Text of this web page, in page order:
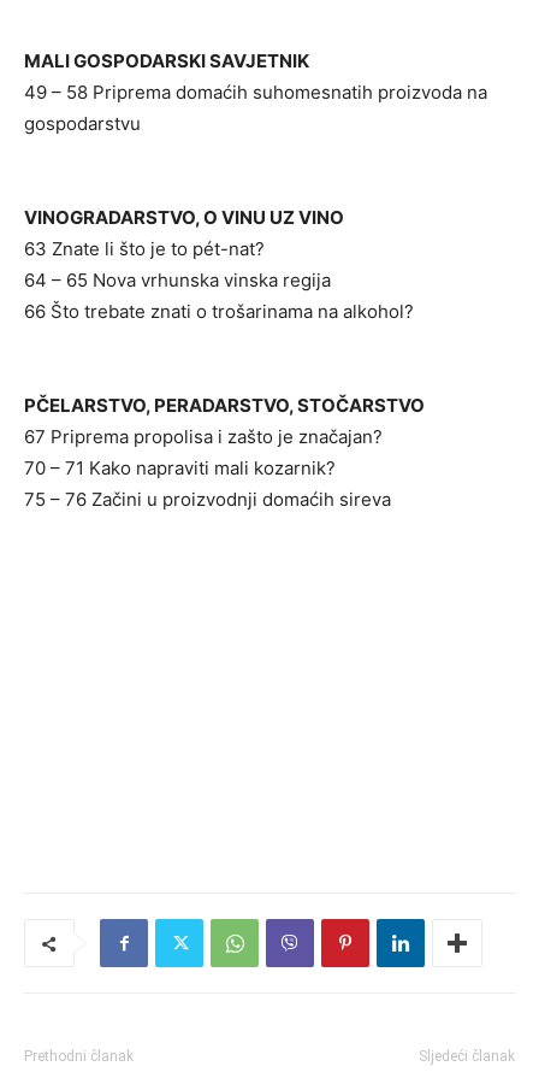
MALI GOSPODARSKI SAVJETNIK
49 – 58 Priprema domaćih suhomesnatih proizvoda na
gospodarstvu
VINOGRADARSTVO, O VINU UZ VINO
63 Znate li što je to pét-nat?
64 – 65 Nova vrhunska vinska regija
66 Što trebate znati o trošarinama na alkohol?
PČELARSTVO, PERADARSTVO, STOČARSTVO
67 Priprema propolisa i zašto je značajan?
70 – 71 Kako napraviti mali kozarnik?
75 – 76 Začini u proizvodnji domaćih sireva
Prethodni članak Sljedeći članak